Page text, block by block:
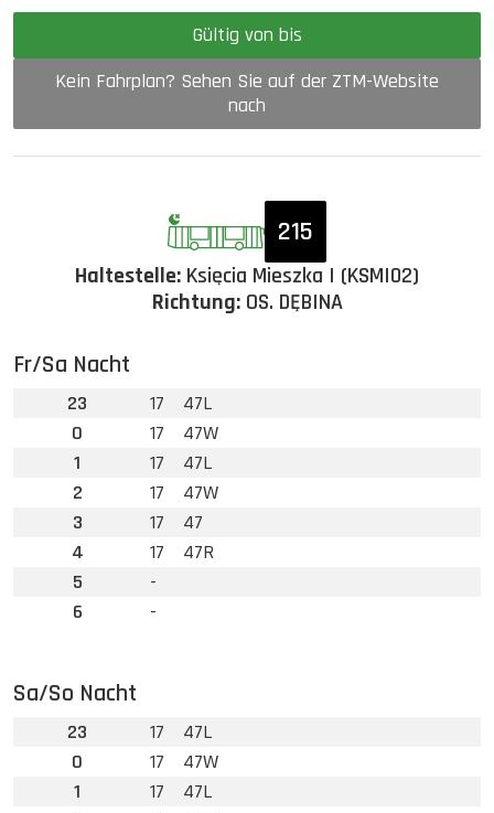
Gültig von bis
Kein Fahrplan? Sehen Sie auf der ZTM-Website
nach
215
Haltestelle: Księcia Mieszka I (KSMI02)
Richtung:OS. DĘBINA
Fr/Sa Nacht
23 17
47L
0
17
47W
1
17
47L
2
17
47W
3
17
47
4
17
47R
5
-
6
-
Sa/So Nacht
23 17
47L
0
17
47W
1
17
47L